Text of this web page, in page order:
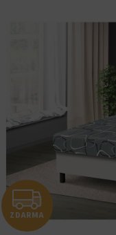
hvězdiček.
Z
D
ZDARMA